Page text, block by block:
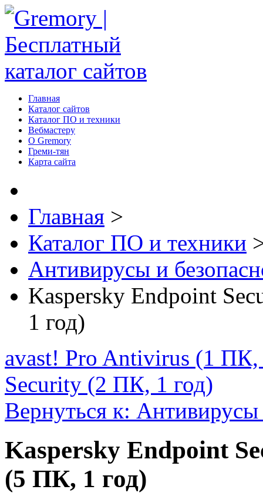
Главная
Каталог сайтов
Каталог ПО и техники
Вебмастеру
О Gremory
Греми-тян
Карта сайта
Главная >
Каталог ПО и техники
Антивирусы и
Kaspersky Endpoint
1 год)
avast! Pro Antivirus (1 ПК,
Security (2 ПК, 1 год)
Вернуться к: Антивирусы
Kaspersky Endpoint
(5 ПК, 1 год)